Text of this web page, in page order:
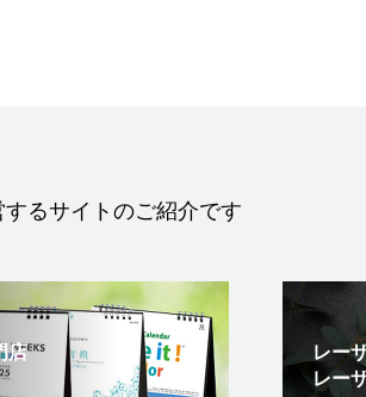
するサイトのご紹介です
店
レー
レー